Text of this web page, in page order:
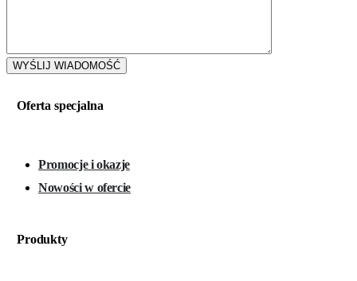
Oferta specjalna
Promocje i okazje
Nowości w ofercie
Produkty